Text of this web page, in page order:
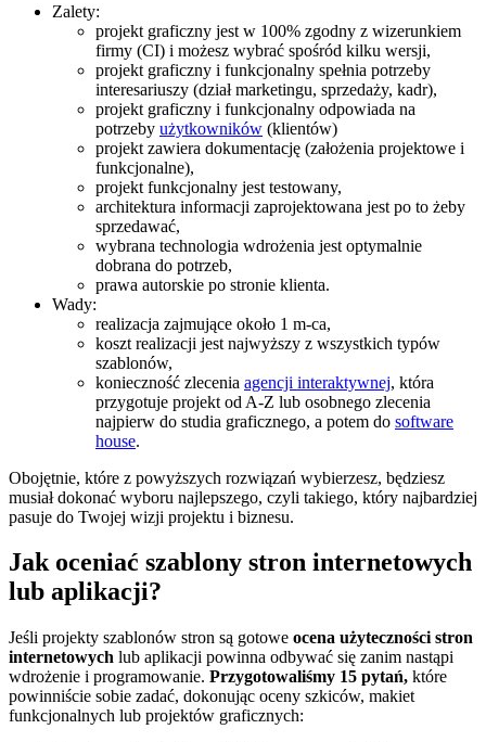
Zalety:
projekt graficzny jest w 100% zgodny z wizerunkiem
firmy (CI) i możesz wybrać spośród kilku wersji,
projekt graficzny i funkcjonalny spełnia potrzeby
interesariuszy (dział marketingu, sprzedaży, kadr),
projekt graficzny i funkcjonalny odpowiada na
potrzeby użytkowników (klientów)
projekt zawiera dokumentację (założenia projektowe i
funkcjonalne),
projekt funkcjonalny jest testowany,
architektura informacji zaprojektowana jest po to żeby
sprzedawać,
wybrana technologia wdrożenia jest optymalnie
dobrana do potrzeb,
prawa autorskie po stronie klienta.
Wady:
realizacja zajmujące około 1 m-ca,
koszt realizacji jest najwyższy z wszystkich typów
szablonów,
konieczność zlecenia agencji interaktywnej, która
przygotuje projekt od A-Z lub osobnego zlecenia
najpierw do studia graficznego, a potem do software
house.
Obojętnie, które z powyższych rozwiązań wybierzesz, będziesz
musiał dokonać wyboru najlepszego, czyli takiego, który najbardziej
pasuje do Twojej wizji projektu i biznesu.
Jak oceniać szablony stron internetowych
lub aplikacji?
Jeśli projekty szablonów stron są gotowe ocena użyteczności stron
internetowych lub aplikacji powinna odbywać się zanim nastąpi
wdrożenie i programowanie. Przygotowaliśmy 15 pytań, które
powinniście sobie zadać, dokonując oceny szkiców, makiet
funkcjonalnych lub projektów graficznych: